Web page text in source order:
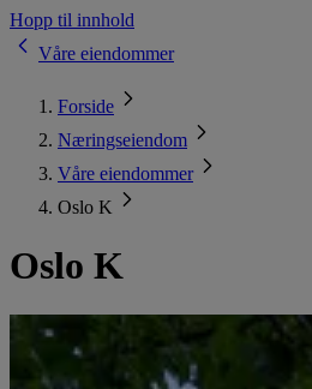
Hopp til innhold
Våre eiendommer
Forside
Næringseiendom
Våre eiendommer
Oslo K
Oslo K